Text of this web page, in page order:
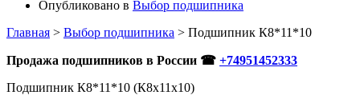
Опубликовано в Выбор подшипника
Главная > Выбор подшипника > Подшипник К8*11*10
Продажа подшипников в России ☎ +74951452333
Подшипник К8*11*10 (К8х11х10)